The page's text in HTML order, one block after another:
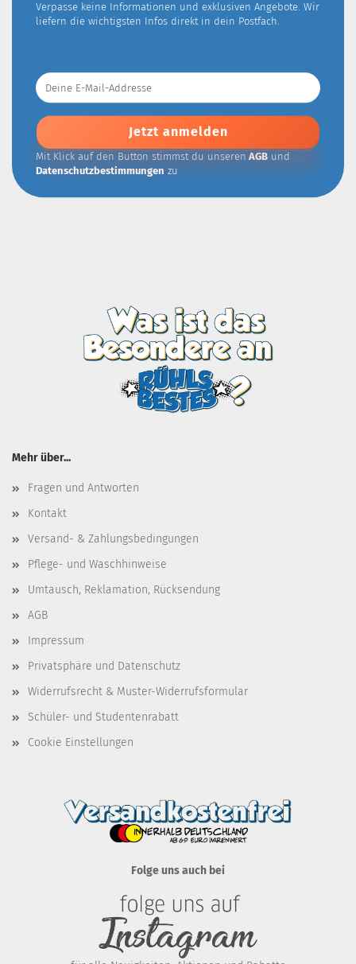
Verpasse keine Informationen und exklusiven Angebote. Wir
liefern die wichtigsten Infos direkt in dein Postfach.
Deine
E-
Mail-
Addresse
Mit Klick auf den Button stimmst du unseren AGB und
Datenschutzbestimmungen zu
Mehr über...
Fragen und Antworten
Kontakt
Versand- & Zahlungsbedingungen
Pflege- und Waschhinweise
Umtausch, Reklamation, Rücksendung
AGB
Impressum
Privatsphäre und Datenschutz
Widerrufsrecht & Muster-Widerrufsformular
Schüler- und Studentenrabatt
Cookie Einstellungen
Folge uns auch bei